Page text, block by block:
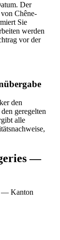
Der
Chêne-
Sie
werden
vor der
den
geregelten
alle
—
— Kanton